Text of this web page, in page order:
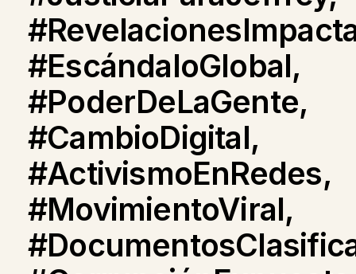
#EscándaloGlobal,
#PoderDeLaGente,
#CambioDigital,
#ActivismoEnRedes,
#MovimientoViral,